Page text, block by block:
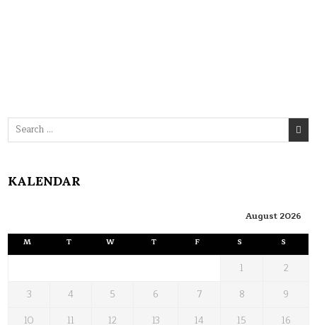
Search
for:
KALENDAR
August 2026
M T W T F S S
1
2
3
4 5 6 7 8
9
10
11 12 13 14 15 16